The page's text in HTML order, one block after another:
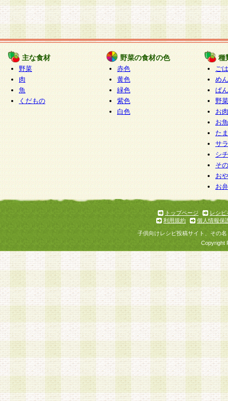
主な食材
野菜
肉
魚
くだもの
野菜の食材の色
赤色
黄色
緑色
紫色
白色
種
ご
めん
ぱん
野
お
お
た
サ
シ
そ
お
お
トップページ
レシピ
利用規約
個人情報保
子供向けレシピ投稿サイト、その
Copyright